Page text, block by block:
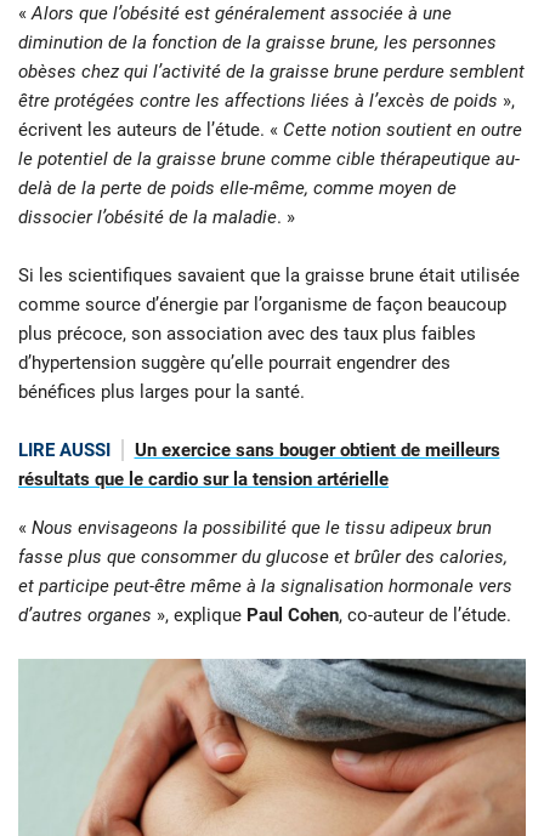
«Alors que l’obésité est généralement associée à une
diminution de la fonction de la graisse brune, les personnes
obèses chez qui l’activité de la graisse brune perdure semblent
être protégées contre les affections liées à l’excès de poids »,
écrivent les auteurs de l’étude. « Cette notion soutient en outre
le potentiel de la graisse brune comme cible thérapeutique au-
delà de la perte de poids elle-même, comme moyen de
dissocier l’obésité de la maladie. »
Si les scientifiques savaient que la graisse brune était utilisée
comme source d’énergie par l’organisme de façon beaucoup
plus précoce, son association avec des taux plus faibles
d’hypertension suggère qu’elle pourrait engendrer des
bénéfices plus larges pour la santé.
LIRE AUSSI
Un exercice sans bouger obtient de meilleurs
résultats que le cardio sur la tension artérielle
« Nous envisageons la possibilité que le tissu adipeux brun
fasse plus que consommer du glucose et brûler des calories,
et participe peut-être même à la signalisation hormonale vers
d’autres organes », explique Paul Cohen, co-auteur de l’étude.